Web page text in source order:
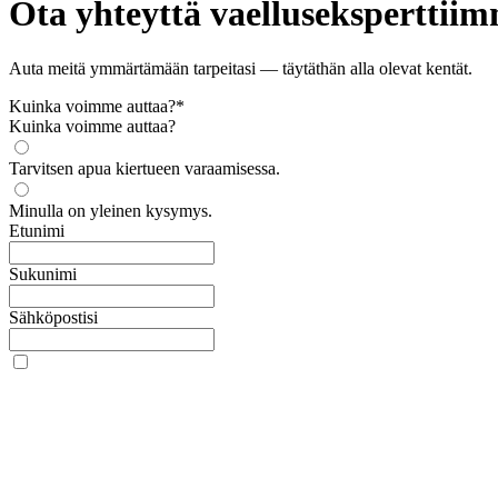
Ota yhteyttä
Auta meitä ymmärtämään tarpeitasi — täytäthän alla olevat kentät.
Kuinka voimme auttaa?*
Kuinka voimme auttaa?
Tarvitsen apua kiertueen varaamisessa.
Minulla on yleinen kysymys.
Etunimi
Sukunimi
Sähköpostisi